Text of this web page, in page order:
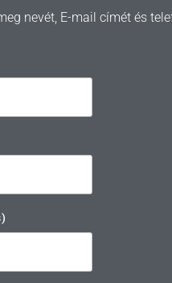
nevét, E-mail címét és